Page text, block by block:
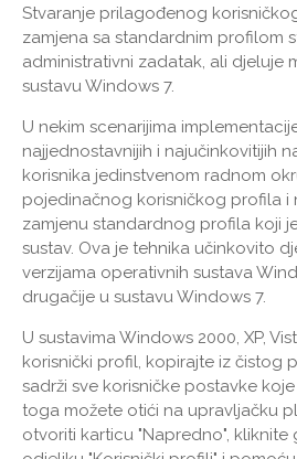
Stvaranje prilagođenog
zamjena sa standardnim profilom
administrativni zadatak, ali djeluje
sustavu Windows 7.
U nekim scenarijima
najjednostavnijih i najučinkovitijih
korisnika jedinstvenom radnom
pojedinačnog korisničkog profila i
zamjenu standardnog profila koji
sustav. Ova je tehnika učinkovito
verzijama operativnih sustava
drugačije u sustavu Windows 7.
U sustavima Windows 2000, XP,
korisnički profil, kopirajte iz čistog
sadrži sve korisničke postavke
toga možete otići na upravljačku
otvoriti karticu "Napredno", kliknite